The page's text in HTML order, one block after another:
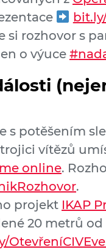
si rozhovor s
o výuce
s potěšením
vítězů
online.
.
projekt IKAP
20 metrů